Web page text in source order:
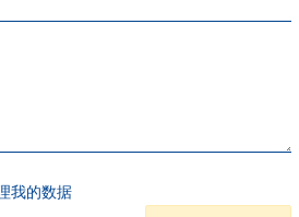
我的数据